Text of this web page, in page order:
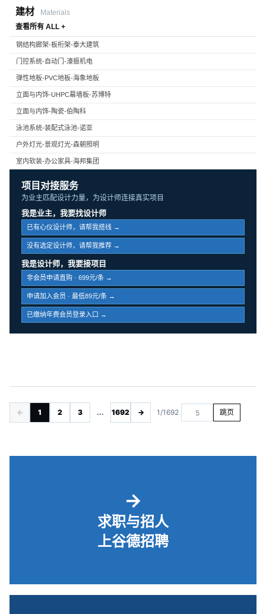
建材
Materials
查看所有 ALL +
钢结构廊架-板桁架-泰大建筑
门控系统-自动门-濠振机电
弹性地板-PVC地板-海象地板
立面与内饰-UHPC幕墙板-苏博特
立面与内饰-陶瓷-伯陶科
泳池系统-装配式泳池-诺亚
户外灯光-景观灯光-森朝照明
室内软装-办公家具-海邦集团
项目对接服务
为业主匹配设计力量，为设计师连接真实项目
我是业主，我要找设计师
已有心仪设计师，请帮我搭线 →
没有选定设计师，请帮我推荐 →
我是设计师，我要接项目
非会员申请直购 · 699元/条 →
申请加入会员 · 最低89元/条 →
已缴纳年费会员登录入口 →
← 1 2 3 ... 1692 → 1/1692 跳页
→
求职与招人
上谷德招聘